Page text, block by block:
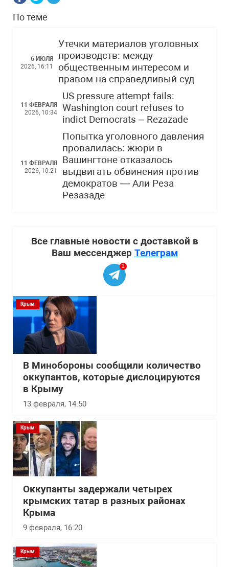
По теме
6 ИЮЛЯ
2026, 16:11
Утечки материалов уголовных
производств: между
общественным интересом и
правом на справедливый суд
11 ФЕВРАЛЯ
2026, 10:34
US pressure attempt fails:
Washington court refuses to
indict Democrats – Rezazade
11 ФЕВРАЛЯ
2026, 10:21
Попытка уголовного давления
провалилась: жюри в
Вашингтоне отказалось
выдвигать обвинения против
демократов — Али Реза
Резазаде
Все главные новости с доставкой в
Ваш мессенджер Телеграм
2
Крым
В Минобороны сообщили количество
оккупантов, которые дислоцируются
в Крыму
13 февраля, 14:50
Крым
Оккупанты задержали четырех
крымских татар в разных районах
Крыма
9 февраля, 16:20
Крым